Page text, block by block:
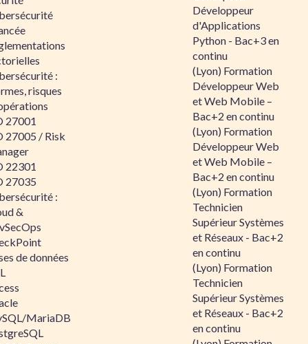
:
risques
27001
27005 / Risk
22301
27035
:
&
de données
MariaDB
Développeur
d'Applications
Python - Bac+3 en
continu
(Lyon) Formation
Développeur Web
et Web Mobile –
Bac+2 en continu
(Lyon) Formation
Développeur Web
et Web Mobile –
Bac+2 en continu
(Lyon) Formation
Technicien
Supérieur Systèmes
et Réseaux - Bac+2
en continu
(Lyon) Formation
Technicien
Supérieur Systèmes
et Réseaux - Bac+2
en continu